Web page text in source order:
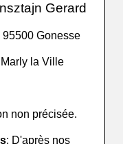
Gerard
95500 Gonesse
Marly la Ville
non précisée.
: D'après nos